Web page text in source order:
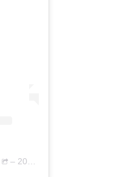
– 2019年10月月17日午前1時14分PDT